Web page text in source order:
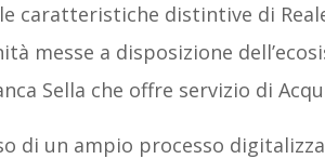
caratteristiche distintive di
messe a disposizione
Sella che offre servizio di
di un ampio processo